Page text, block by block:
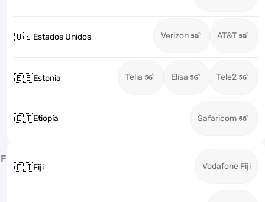
🇺🇸Estados Unidos Verizon AT&T
🇪🇪Estonia Telia Elisa Tele2
🇪🇹Etiopía Safaricom
F
🇫🇯Fiji Vodafone Fiji